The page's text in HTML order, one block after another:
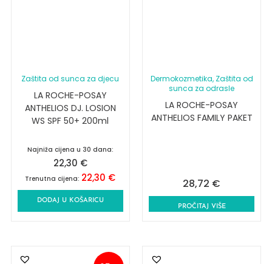
Zaštita od sunca za djecu
LA ROCHE-POSAY
ANTHELIOS DJ. LOSION
WS SPF 50+ 200ml
Najniža cijena u 30 dana:
22,30 €
Trenutna cijena: 22,30 €
DODAJ U KOŠARICU
Dermokozmetika, Zaštita od
sunca za odrasle
LA ROCHE-POSAY
ANTHELIOS FAMILY PAKET
28,72 €
PROČITAJ VIŠE